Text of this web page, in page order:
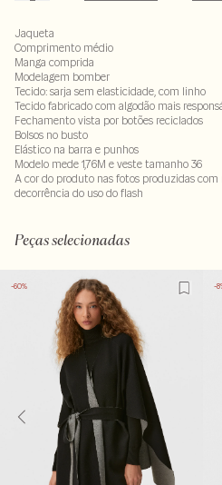
Jaqueta
Comprimento médio
Manga comprida
Modelagem bomber
Tecido: sarja sem elasticidade, com linho
Tecido fabricado com algodão mais
Fechamento vista por botões reciclados
Bolsos no busto
Elástico na barra e punhos
Modelo mede 1,76M e veste tamanho 36
A cor do produto nas fotos produzidas
decorrência do uso do flash
Peças selecionadas
-60% -